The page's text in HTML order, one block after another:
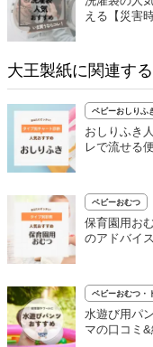
える【災害
大王製紙に関連す
ベビーおしりふ
おしりふき
レで流せる
ベビーおむつ
保育園用お
のアドバイ
ベビーおむつ・
水遊び用パ
マの口コミ